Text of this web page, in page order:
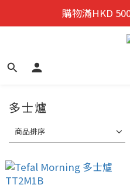
迎新禮遇:  新會員首
購物滿HKD
迎新禮遇:  新會員首
多士爐
商品排序